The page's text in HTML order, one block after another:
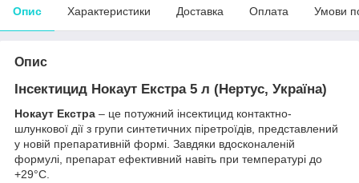
Опис Характеристики Доставка Оплата Умови
Опис
Інсектицид Нокаут Екстра 5 л (Нертус, Україна)
Нокаут Екстра – це потужний інсектицид контактно-
шлункової дії з групи синтетичних піретроїдів, представлений
у новій препаративній формі. Завдяки вдосконаленій
формулі, препарат ефективний навіть при температурі до
+29°C.